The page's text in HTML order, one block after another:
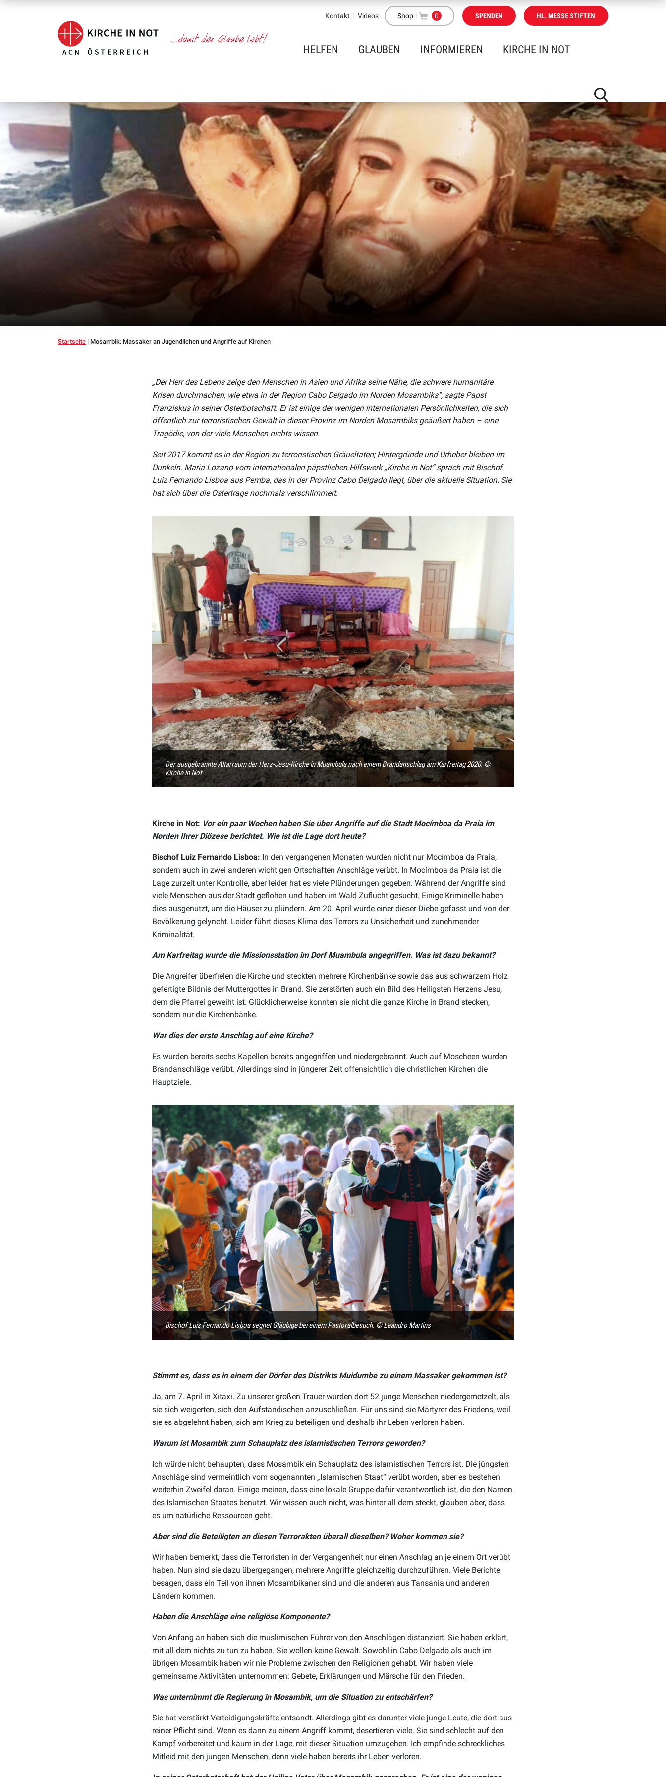
Kontakt Videos Shop | 0 SPENDEN HL. MESSE STIFTEN
HELFEN GLAUBEN INFORMIEREN KIRCHE IN NOT
Startseite | Mosambik: Massaker an Jugendlichen und Angriffe auf Kirchen
„Der Herr des Lebens zeige den Menschen in Asien und Afrika seine Nähe, die schwere humanitäre
Krisen durchmachen, wie etwa in der Region Cabo Delgado im Norden Mosambiks“, sagte Papst
Franziskus in seiner Osterbotschaft. Er ist einige der wenigen internationalen Persönlichkeiten, die sich
öffentlich zur terroristischen Gewalt in dieser Provinz im Norden Mosambiks geäußert haben – eine
Tragödie, von der viele Menschen nichts wissen.
Seit 2017 kommt es in der Region zu terroristischen Gräueltaten; Hintergründe und Urheber bleiben im
Dunkeln. Maria Lozano vom internationalen päpstlichen Hilfswerk „Kirche in Not“ sprach mit Bischof
Luiz Fernando Lisboa aus Pemba, das in der Provinz Cabo Delgado liegt, über die aktuelle Situation. Sie
hat sich über die Ostertrage nochmals verschlimmert.
Der ausgebrannte Altarraum der Herz-Jesu-Kirche in Muambula nach einem Brandanschlag am Karfreitag 2020. ©
Kirche in Not
Kirche in Not: Vor ein paar Wochen haben Sie über Angriffe auf die Stadt Mocímboa da Praia im
Norden Ihrer Diözese berichtet. Wie ist die Lage dort heute?
Bischof Luiz Fernando Lisboa: In den vergangenen Monaten wurden nicht nur Mocímboa da Praia,
sondern auch in zwei anderen wichtigen Ortschaften Anschläge verübt. In Mocímboa da Praia ist die
Lage zurzeit unter Kontrolle, aber leider hat es viele Plünderungen gegeben. Während der Angriffe sind
viele Menschen aus der Stadt geflohen und haben im Wald Zuflucht gesucht. Einige Kriminelle haben
dies ausgenutzt, um die Häuser zu plündern. Am 20. April wurde einer dieser Diebe gefasst und von der
Bevölkerung gelyncht. Leider führt dieses Klima des Terrors zu Unsicherheit und zunehmender
Kriminalität.
Am Karfreitag wurde die Missionsstation im Dorf Muambula angegriffen. Was ist dazu bekannt?
Die Angreifer überfielen die Kirche und steckten mehrere Kirchenbänke sowie das aus schwarzem Holz
gefertigte Bildnis der Muttergottes in Brand. Sie zerstörten auch ein Bild des Heiligsten Herzens Jesu,
dem die Pfarrei geweiht ist. Glücklicherweise konnten sie nicht die ganze Kirche in Brand stecken,
sondern nur die Kirchenbänke.
War dies der erste Anschlag auf eine Kirche?
Es wurden bereits sechs Kapellen bereits angegriffen und niedergebrannt. Auch auf Moscheen wurden
Brandanschläge verübt. Allerdings sind in jüngerer Zeit offensichtlich die christlichen Kirchen die
Hauptziele.
Bischof Luiz Fernando Lisboa segnet Gläubige bei einem Pastoralbesuch. © Leandro Martins
Stimmt es, dass es in einem der Dörfer des Distrikts Muidumbe zu einem Massaker gekommen ist?
Ja, am 7. April in Xitaxi. Zu unserer großen Trauer wurden dort 52 junge Menschen niedergemetzelt, als
sie sich weigerten, sich den Aufständischen anzuschließen. Für uns sind sie Märtyrer des Friedens, weil
sie es abgelehnt haben, sich am Krieg zu beteiligen und deshalb ihr Leben verloren haben.
Warum ist Mosambik zum Schauplatz des islamistischen Terrors geworden?
Ich würde nicht behaupten, dass Mosambik ein Schauplatz des islamistischen Terrors ist. Die jüngsten
Anschläge sind vermeintlich vom sogenannten „Islamischen Staat“ verübt worden, aber es bestehen
weiterhin Zweifel daran. Einige meinen, dass eine lokale Gruppe dafür verantwortlich ist, die den Namen
des Islamischen Staates benutzt. Wir wissen auch nicht, was hinter all dem steckt, glauben aber, dass
es um natürliche Ressourcen geht.
Aber sind die Beteiligten an diesen Terrorakten überall dieselben? Woher kommen sie?
Wir haben bemerkt, dass die Terroristen in der Vergangenheit nur einen Anschlag an je einem Ort verübt
haben. Nun sind sie dazu übergegangen, mehrere Angriffe gleichzeitig durchzuführen. Viele Berichte
besagen, dass ein Teil von ihnen Mosambikaner sind und die anderen aus Tansania und anderen
Ländern kommen.
Haben die Anschläge eine religiöse Komponente?
Von Anfang an haben sich die muslimischen Führer von den Anschlägen distanziert. Sie haben erklärt,
mit all dem nichts zu tun zu haben. Sie wollen keine Gewalt. Sowohl in Cabo Delgado als auch im
übrigen Mosambik haben wir nie Probleme zwischen den Religionen gehabt. Wir haben viele
gemeinsame Aktivitäten unternommen: Gebete, Erklärungen und Märsche für den Frieden.
Was unternimmt die Regierung in Mosambik, um die Situation zu entschärfen?
Sie hat verstärkt Verteidigungskräfte entsandt. Allerdings gibt es darunter viele junge Leute, die dort aus
reiner Pflicht sind. Wenn es dann zu einem Angriff kommt, desertieren viele. Sie sind schlecht auf den
Kampf vorbereitet und kaum in der Lage, mit dieser Situation umzugehen. Ich empfinde schreckliches
Mitleid mit den jungen Menschen, denn viele haben bereits ihr Leben verloren.